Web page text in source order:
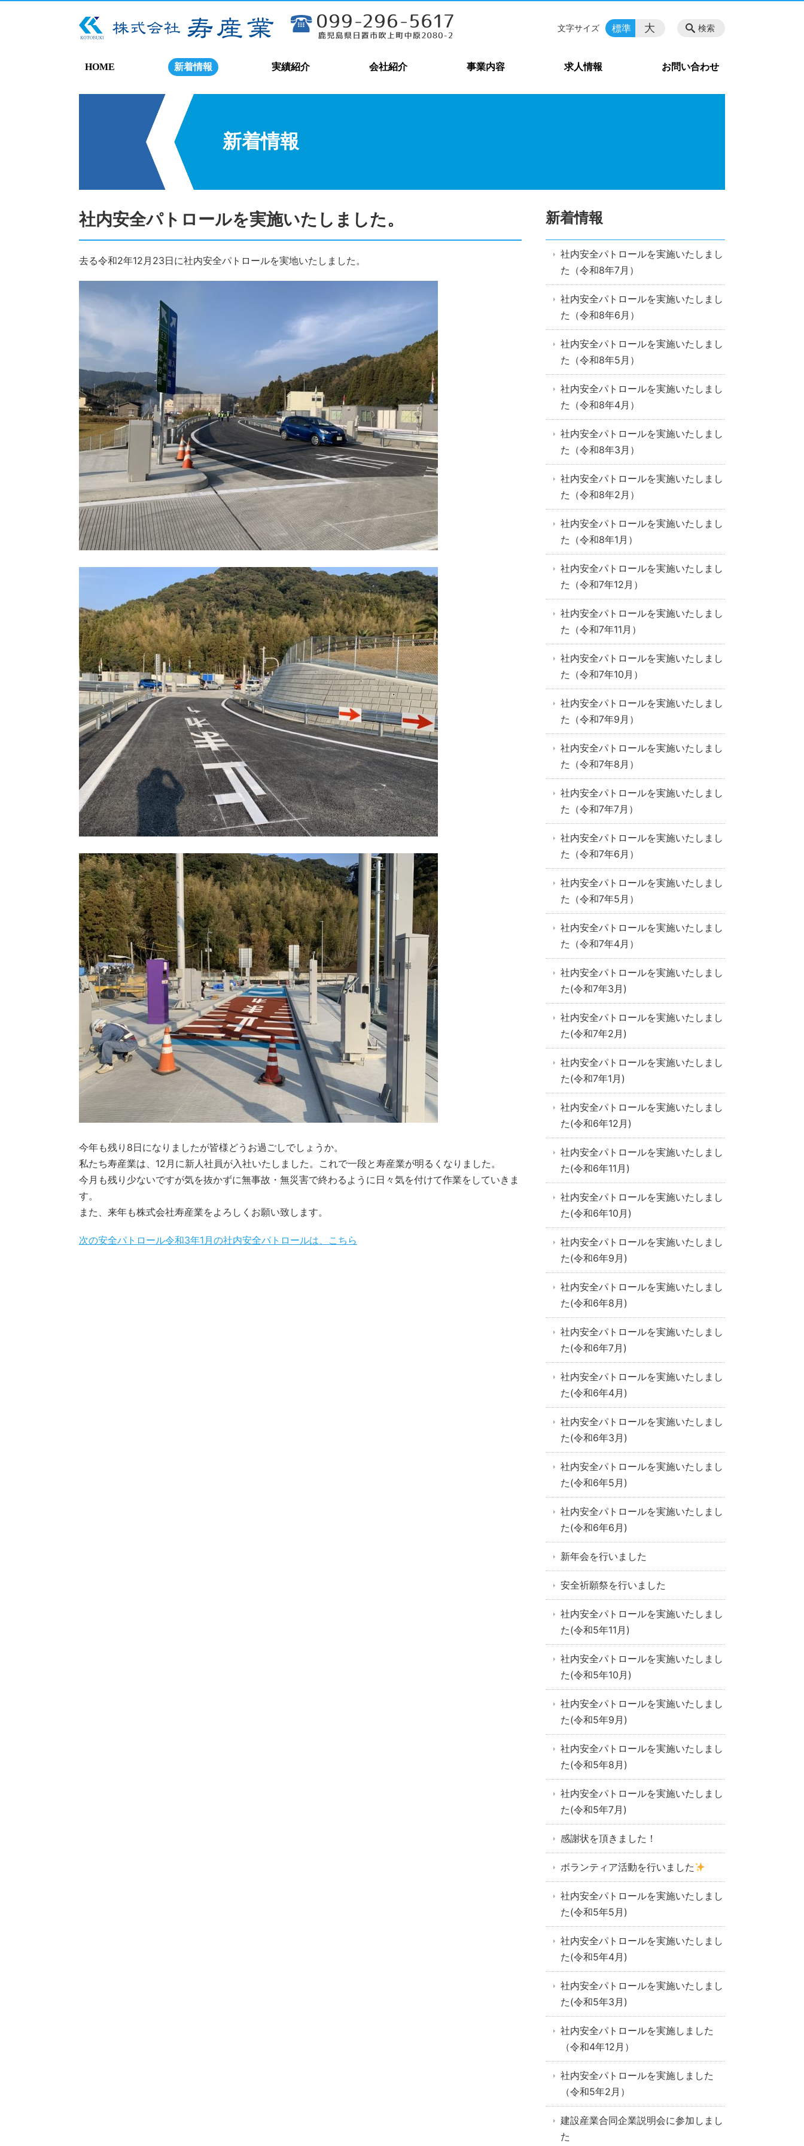
HOME 新着情報 実績紹介 会社紹介 事業内容 求人情報 お問い合わせ
検索
文字サイズ 標準 大
新着情報
社内安全パトロールを実施いたしました。
去る令和2年12月23日に社内安全パトロールを実地いたしました。
今年も残り8日になりましたが皆様どうお過ごしでしょうか。
私たち寿産業は、12月に新人社員が入社いたしました。これで一段と寿産業が明るくなりました。
今月も残り少ないですが気を抜かずに無事故・無災害で終わるように日々気を付けて作業をしていきま
す。
また、来年も株式会社寿産業をよろしくお願い致します。
次の安全パトロール令和3年1月の社内安全パトロールは、こちら
新着情報
社内安全パトロールを実施いたしまし
た（令和8年7月）
社内安全パトロールを実施いたしまし
た（令和8年6月）
社内安全パトロールを実施いたしまし
た（令和8年5月）
社内安全パトロールを実施いたしまし
た（令和8年4月）
社内安全パトロールを実施いたしまし
た（令和8年3月）
社内安全パトロールを実施いたしまし
た（令和8年2月）
社内安全パトロールを実施いたしまし
た（令和8年1月）
社内安全パトロールを実施いたしまし
た（令和7年12月）
社内安全パトロールを実施いたしまし
た（令和7年11月）
社内安全パトロールを実施いたしまし
た（令和7年10月）
社内安全パトロールを実施いたしまし
た（令和7年9月）
社内安全パトロールを実施いたしまし
た（令和7年8月）
社内安全パトロールを実施いたしまし
た（令和7年7月）
社内安全パトロールを実施いたしまし
た（令和7年6月）
社内安全パトロールを実施いたしまし
た（令和7年5月）
社内安全パトロールを実施いたしまし
た（令和7年4月）
社内安全パトロールを実施いたしまし
た(令和7年3月)
社内安全パトロールを実施いたしまし
た(令和7年2月)
社内安全パトロールを実施いたしまし
た(令和7年1月)
社内安全パトロールを実施いたしまし
た(令和6年12月)
社内安全パトロールを実施いたしまし
た(令和6年11月)
社内安全パトロールを実施いたしまし
た(令和6年10月)
社内安全パトロールを実施いたしまし
た(令和6年9月)
社内安全パトロールを実施いたしまし
た(令和6年8月)
社内安全パトロールを実施いたしまし
た(令和6年7月)
社内安全パトロールを実施いたしまし
た(令和6年4月)
社内安全パトロールを実施いたしまし
た(令和6年3月)
社内安全パトロールを実施いたしまし
た(令和6年5月)
社内安全パトロールを実施いたしまし
た(令和6年6月)
新年会を行いました
安全祈願祭を行いました
社内安全パトロールを実施いたしまし
た(令和5年11月)
社内安全パトロールを実施いたしまし
た(令和5年10月)
社内安全パトロールを実施いたしまし
た(令和5年9月)
社内安全パトロールを実施いたしまし
た(令和5年8月)
社内安全パトロールを実施いたしまし
た(令和5年7月)
感謝状を頂きました！
ボランティア活動を行いました
社内安全パトロールを実施いたしまし
た(令和5年5月)
社内安全パトロールを実施いたしまし
た(令和5年4月)
社内安全パトロールを実施いたしまし
た(令和5年3月)
社内安全パトロールを実施しました
（令和4年12月）
社内安全パトロールを実施しました
（令和5年2月）
建設産業合同企業説明会に参加しまし
た